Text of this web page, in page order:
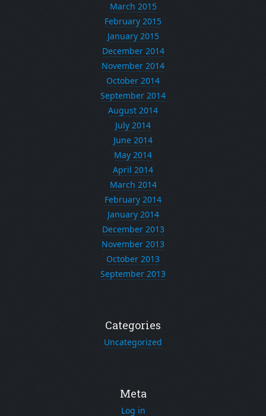
March 2015
February 2015
January 2015
December 2014
November 2014
October 2014
September 2014
August 2014
July 2014
June 2014
May 2014
April 2014
March 2014
February 2014
January 2014
December 2013
November 2013
October 2013
September 2013
Categories
Uncategorized
Meta
Log in